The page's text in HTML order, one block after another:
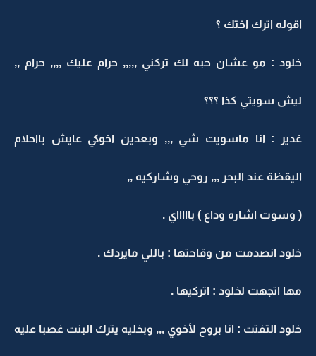
اقوله اترك اختك ؟
خلود : مو عشان حبه لك تركني ,,,,, حرام عليك ,,,, حرام ,,
ليش سويتي كذا ؟؟؟
غدير : انا ماسويت شي ,,, وبعدين اخوكي عايش بااحلام
اليقظة عند البحر ,,, روحي وشاركيه ,,
( وسوت اشاره وداع ) باااااي .
خلود انصدمت من وقاحتها : باللي مايردك .
مها اتجهت لخلود : اتركيها .
خلود التفتت : انا بروح لأخوي ,,, وبخليه يترك البنت غصبا عليه